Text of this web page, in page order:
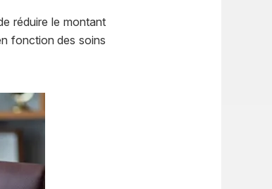
réduire le montant
fonction des soins